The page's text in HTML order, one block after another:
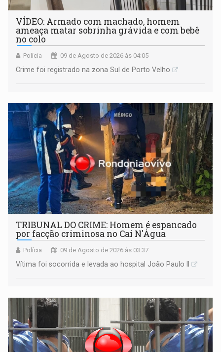
VÍDEO: Armado com machado, homem
ameaça matar sobrinha grávida e com bebê
no colo
Polícia 09 de Agosto de 2026 às 04:05
Crime foi registrado na zona Sul de Porto Velho
TRIBUNAL DO CRIME: Homem é espancado
por facção criminosa no Cai N'Água
Polícia 09 de Agosto de 2026 às 03:37
Vítima foi socorrida e levada ao hospital João Paulo II